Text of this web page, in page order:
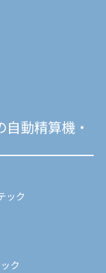
自動精算機・
ック
ク